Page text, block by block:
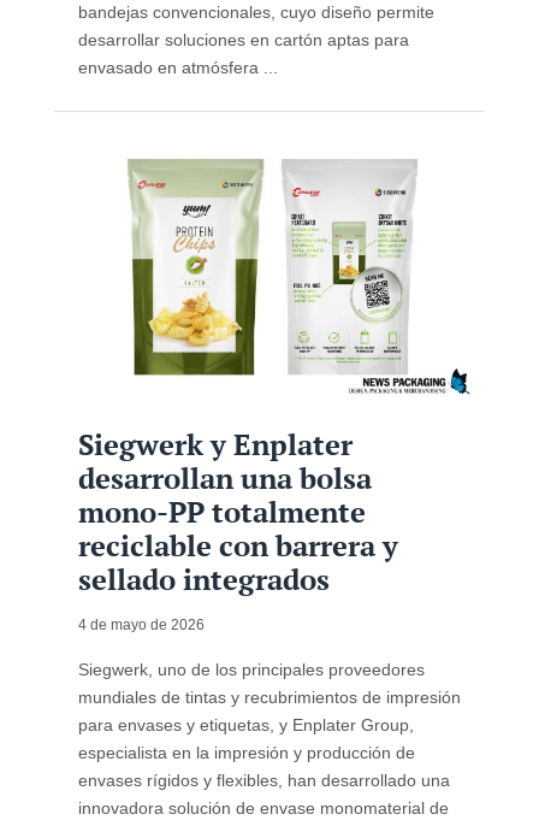
bandejas convencionales, cuyo diseño permite
desarrollar soluciones en cartón aptas para
envasado en atmósfera ...
Siegwerk y Enplater
desarrollan una bolsa
mono-PP totalmente
reciclable con barrera y
sellado integrados
4 de mayo de 2026
Siegwerk, uno de los principales proveedores
mundiales de tintas y recubrimientos de impresión
para envases y etiquetas, y Enplater Group,
especialista en la impresión y producción de
envases rígidos y flexibles, han desarrollado una
innovadora solución de envase monomaterial de